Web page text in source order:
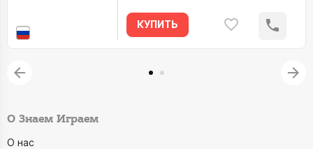
КУПИТЬ
О Знаем Играем
О нас